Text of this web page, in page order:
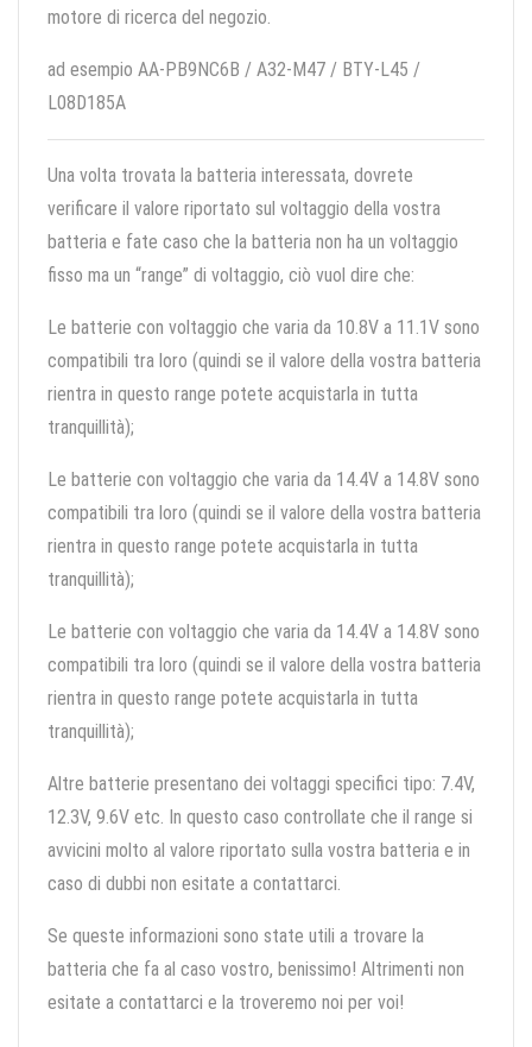
motore di ricerca del negozio.
ad esempio AA-PB9NC6B / A32-M47 / BTY-L45 /
L08D185A
Una volta trovata la batteria interessata, dovrete
verificare il valore riportato sul voltaggio della vostra
batteria e fate caso che la batteria non ha un voltaggio
fisso ma un “range” di voltaggio, ciò vuol dire che:
Le batterie con voltaggio che varia da 10.8V a 11.1V sono
compatibili tra loro (quindi se il valore della vostra batteria
rientra in questo range potete acquistarla in tutta
tranquillità);
Le batterie con voltaggio che varia da 14.4V a 14.8V sono
compatibili tra loro (quindi se il valore della vostra batteria
rientra in questo range potete acquistarla in tutta
tranquillità);
Le batterie con voltaggio che varia da 14.4V a 14.8V sono
compatibili tra loro (quindi se il valore della vostra batteria
rientra in questo range potete acquistarla in tutta
tranquillità);
Altre batterie presentano dei voltaggi specifici tipo: 7.4V,
12.3V, 9.6V etc. In questo caso controllate che il range si
avvicini molto al valore riportato sulla vostra batteria e in
caso di dubbi non esitate a contattarci.
Se queste informazioni sono state utili a trovare la
batteria che fa al caso vostro, benissimo! Altrimenti non
esitate a contattarci e la troveremo noi per voi!